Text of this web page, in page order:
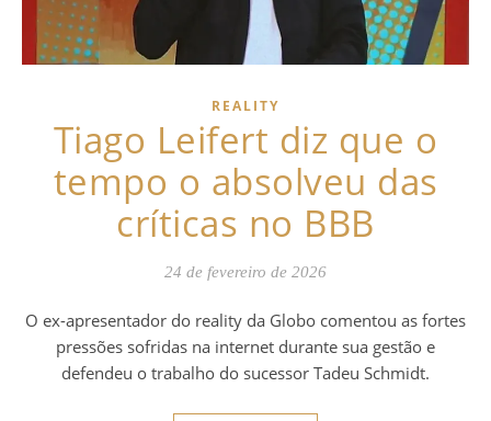
REALITY
Tiago Leifert diz que o
tempo o absolveu das
críticas no BBB
24 de fevereiro de 2026
O ex-apresentador do reality da Globo comentou as fortes
pressões sofridas na internet durante sua gestão e
defendeu o trabalho do sucessor Tadeu Schmidt.